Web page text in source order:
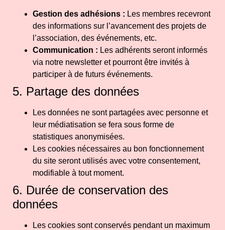
Gestion des adhésions : Les membres recevront
des informations sur l’avancement des projets de
l’association, des événements, etc.
Communication : Les adhérents seront informés
via notre newsletter et pourront être invités à
participer à de futurs événements.
5. Partage des données
Les données ne sont partagées avec personne et
leur médiatisation se fera sous forme de
statistiques anonymisées.
Les cookies nécessaires au bon fonctionnement
du site seront utilisés avec votre consentement,
modifiable à tout moment.
6. Durée de conservation des
données
Les cookies sont conservés pendant un maximum